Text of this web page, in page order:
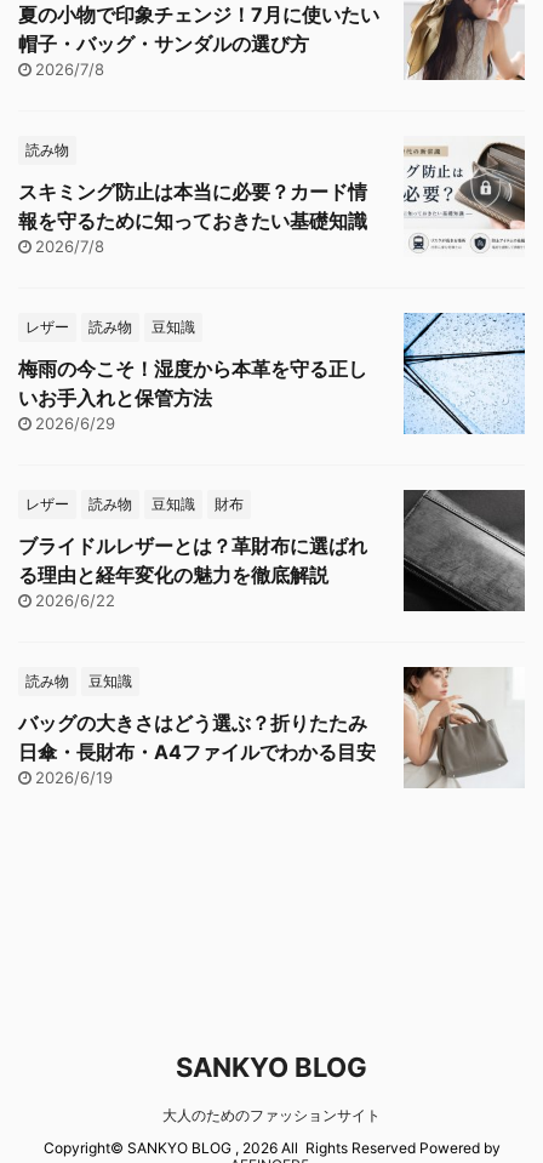
夏の小物で印象チェンジ！7月に使いたい
帽子・バッグ・サンダルの選び方
2026/7/8
読み物
スキミング防止は本当に必要？カード情
報を守るために知っておきたい基礎知識
2026/7/8
レザー 読み物 豆知識
梅雨の今こそ！湿度から本革を守る正し
いお手入れと保管方法
2026/6/29
レザー 読み物 豆知識 財布
ブライドルレザーとは？革財布に選ばれ
る理由と経年変化の魅力を徹底解説
2026/6/22
読み物 豆知識
バッグの大きさはどう選ぶ？折りたたみ
日傘・長財布・A4ファイルでわかる目安
2026/6/19
SANKYO BLOG
大人のためのファッションサイト
Copyright© SANKYO BLOG , 2026 All Rights Reserved Powered by